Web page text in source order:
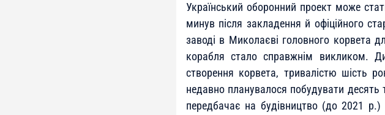
Український оборонний проект може
минув після закладення й офіційного
заводі в Миколаєві головного корвета
корабля стало справжнім викликом.
створення корвета, тривалістю шість
недавно планувалося побудувати
передбачає на будівництво (до 2021 р.)